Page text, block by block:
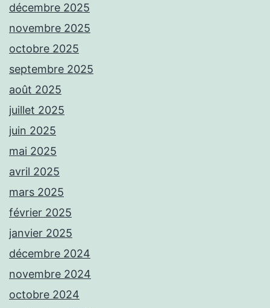
décembre 2025
novembre 2025
octobre 2025
septembre 2025
août 2025
juillet 2025
juin 2025
mai 2025
avril 2025
mars 2025
février 2025
janvier 2025
décembre 2024
novembre 2024
octobre 2024